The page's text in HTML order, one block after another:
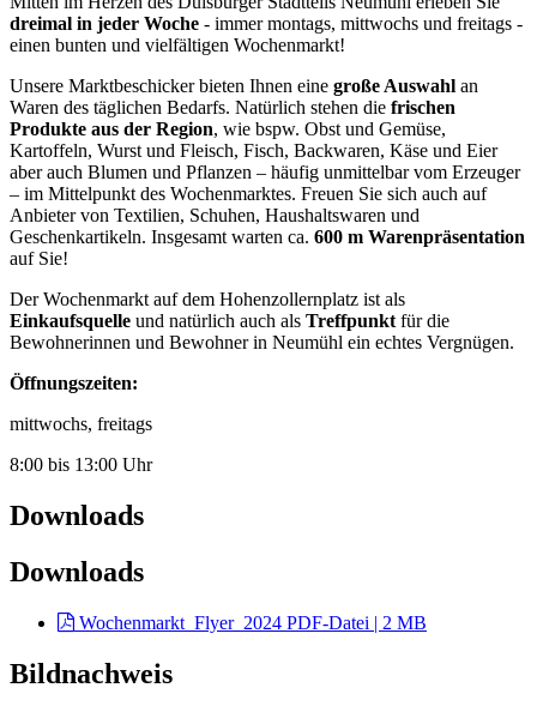
dreimal in jeder Woche - immer montags, mittwochs und freitags -
einen bunten und vielfältigen Wochenmarkt!
Unsere Marktbeschicker bieten Ihnen eine große Auswahl an
Waren des täglichen Bedarfs. Natürlich stehen die frischen
Produkte aus der Region, wie bspw. Obst und Gemüse,
Kartoffeln, Wurst und Fleisch, Fisch, Backwaren, Käse und Eier
aber auch Blumen und Pflanzen – häufig unmittelbar vom Erzeuger
– im Mittelpunkt des Wochenmarktes. Freuen Sie sich auch auf
Anbieter von Textilien, Schuhen, Haushaltswaren und
Geschenkartikeln. Insgesamt warten ca. 600 m Warenpräsentation
auf Sie!
Der Wochenmarkt auf dem Hohenzollernplatz ist als
Einkaufsquelle und natürlich auch als Treffpunkt für die
Bewohnerinnen und Bewohner in Neumühl ein echtes Vergnügen.
Öffnungszeiten:
mittwochs, freitags
8:00 bis 13:00 Uhr
Downloads
Downloads
Wochenmarkt_Flyer_2024 PDF-Datei | 2 MB
Bildnachweis